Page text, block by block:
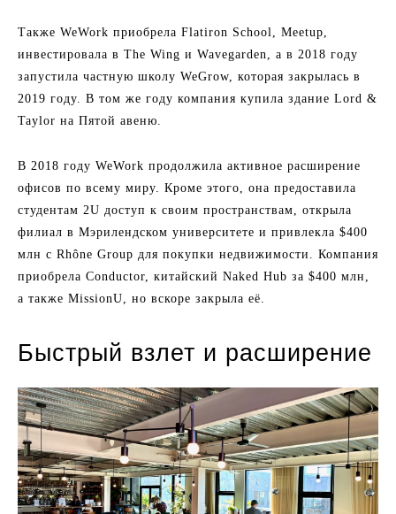
Также WeWork приобрела Flatiron School, Meetup,
инвестировала в The Wing и Wavegarden, а в 2018 году
запустила частную школу WeGrow, которая закрылась в
2019 году. В том же году компания купила здание Lord &
Taylor на Пятой авеню.
В 2018 году WeWork продолжила активное расширение
офисов по всему миру. Кроме этого, она предоставила
студентам 2U доступ к своим пространствам, открыла
филиал в Мэрилендском университете и привлекла $400
млн с Rhône Group для покупки недвижимости. Компания
приобрела Conductor, китайский Naked Hub за $400 млн,
а также MissionU, но вскоре закрыла её.
Быстрый взлет и расширение